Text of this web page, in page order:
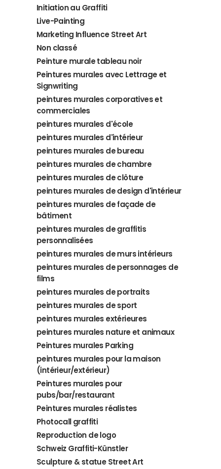
Initiation au Graffiti
Live-Painting
Marketing Influence Street Art
Non classé
Peinture murale tableau noir
Peintures murales avec Lettrage et
Signwriting
peintures murales corporatives et
commerciales
peintures murales d'école
peintures murales d'intérieur
peintures murales de bureau
peintures murales de chambre
peintures murales de clôture
peintures murales de design d'intérieur
peintures murales de façade de
bâtiment
peintures murales de graffitis
personnalisées
peintures murales de murs intérieurs
peintures murales de personnages de
films
peintures murales de portraits
peintures murales de sport
peintures murales extérieures
peintures murales nature et animaux
Peintures murales Parking
peintures murales pour la maison
(intérieur/extérieur)
Peintures murales pour
pubs/bar/restaurant
Peintures murales réalistes
Photocall graffiti
Reproduction de logo
Schweiz Graffiti-Künstler
Sculpture & statue Street Art